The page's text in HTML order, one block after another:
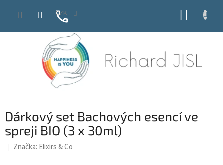
CZK
Dárkový set Bachových esencí ve
spreji BIO (3 x 30ml)
Značka: Elixirs & Co